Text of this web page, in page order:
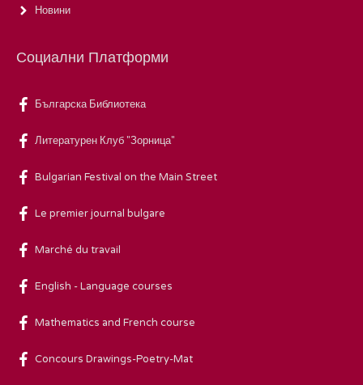
Новини
Социални Платформи
Българска Библиотека
Литературен Клуб "Зорница"
Bulgarian Festival on the Main Street
Le premier journal bulgare
Marché du travail
English - Language courses
Mathematics and French course
Concours Drawings-Poetry-Mat